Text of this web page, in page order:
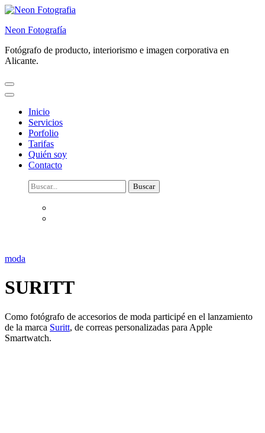
Saltar
contenido
la
tecla
Neon Fotografía
Fotógrafo de producto, interiorismo e imagen corporativa en
Alicante.
Inicio
Servicios
Porfolio
Tarifas
Quién soy
Contacto
Buscar:
moda
SURITT
Como fotógrafo de accesorios de moda participé en el lanzamiento
de la marca Suritt, de correas personalizadas para Apple
Smartwatch.